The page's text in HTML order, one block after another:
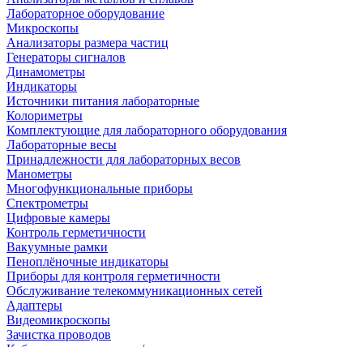
Лабораторное оборудование
Микроскопы
Анализаторы размера частиц
Генераторы сигналов
Динамометры
Индикаторы
Источники питания лабораторные
Колориметры
Комплектующие для лабораторного оборудования
Лабораторные весы
Принадлежности для лабораторных весов
Манометры
Многофункциональные приборы
Спектрометры
Цифровые камеры
Контроль герметичности
Вакуумные рамки
Пеноплёночные индикаторы
Приборы для контроля герметичности
Обслуживание телекоммуникационных сетей
Адаптеры
Видеомикроскопы
Зачистка проводов